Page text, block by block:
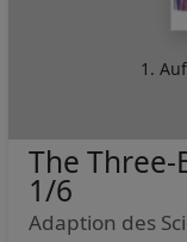
1.
The
1/6
Adaption des